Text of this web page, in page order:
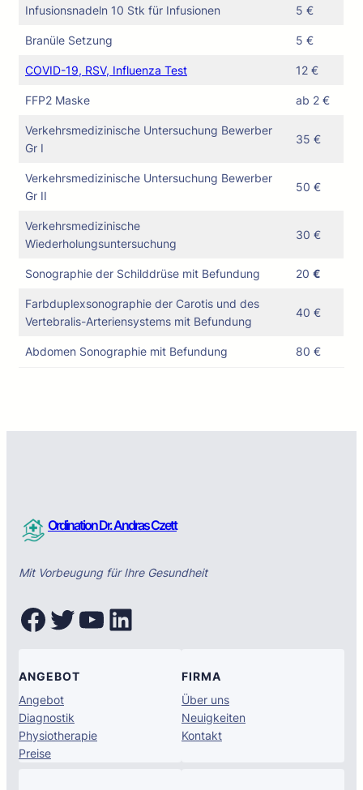
Infusionsnadeln 10 Stk für Infusionen 5 €
Branüle Setzung 5 €
COVID-19, RSV, Influenza Test 12 €
FFP2 Maske ab 2 €
Verkehrsmedizinische Untersuchung Bewerber
Gr I
35 €
Verkehrsmedizinische Untersuchung Bewerber
Gr II
50 €
Verkehrsmedizinische
Wiederholungsuntersuchung
30 €
Sonographie der Schilddrüse mit Befundung 20 €
Farbduplexsonographie der Carotis und des
Vertebralis-Arteriensystems mit Befundung
40 €
Abdomen Sonographie mit Befundung 80 €
Ordination Dr. Andras Czett
Mit Vorbeugung für Ihre Gesundheit
Facebook Twitter YouTube LinkedIn
ANGEBOT
Angebot
Diagnostik
Physiotherapie
Preise
FIRMA
Über uns
Neuigkeiten
Kontakt